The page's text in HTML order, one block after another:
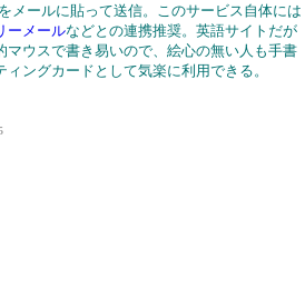
メールに貼って送信。このサービス自体には
ーメールなどとの連携推奨。英語サイトだが
マウスで書き易いので、絵心の無い人も手書
ングカードとして気楽に利用できる。